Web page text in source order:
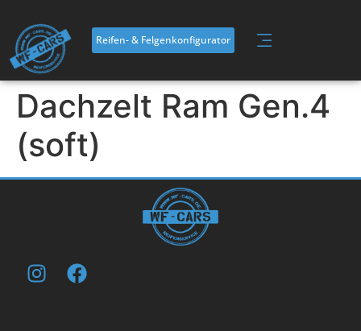
springen
Reifen- & Felgenkonfigurator
Dachzelt Ram Gen.4
(soft)